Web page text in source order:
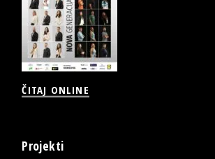
ČITAJ ONLINE
Projekti